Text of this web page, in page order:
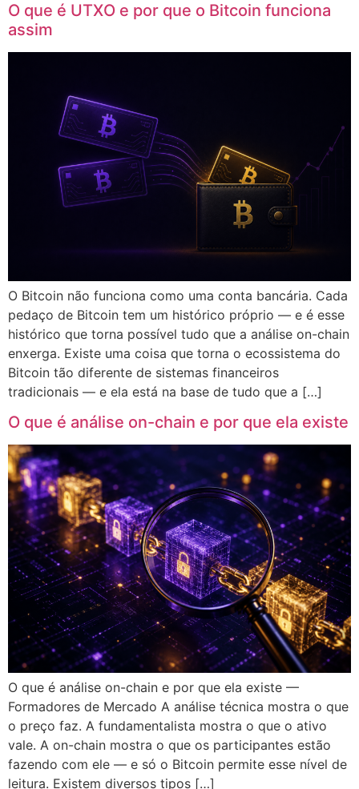
O que é UTXO e por que o Bitcoin funciona
assim
O Bitcoin não funciona como uma conta bancária. Cada
pedaço de Bitcoin tem um histórico próprio — e é esse
histórico que torna possível tudo que a análise on-chain
enxerga. Existe uma coisa que torna o ecossistema do
Bitcoin tão diferente de sistemas financeiros
tradicionais — e ela está na base de tudo que a […]
O que é análise on-chain e por que ela existe
O que é análise on-chain e por que ela existe —
Formadores de Mercado A análise técnica mostra o que
o preço faz. A fundamentalista mostra o que o ativo
vale. A on-chain mostra o que os participantes estão
fazendo com ele — e só o Bitcoin permite esse nível de
leitura. Existem diversos tipos […]